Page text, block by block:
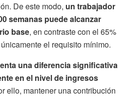
De este modo, un trabajador
semanas puede alcanzar
base, en contraste con el 65%
el requisito mínimo.
una diferencia significativa
en el nivel de ingresos
ello, mantener una contribución